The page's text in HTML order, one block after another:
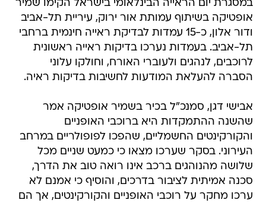
במסגרת יום הראייה הבינלאומי בישראל הקימו שמיר
אופטיקה בשיתוף עמותת אור ירוק, עיריית תל-אביב
ודור אלון, כ-15 עמדות לבדיקת ראייה חינמית ברחבי
תל-אביב. בעמדות נערכו בדיקות ראייה ראשונית
לרוכבים, לנהגים ולעוברי האורח, וחולקו עלוני
הסברה להעלאת המודעות לחשיבות בדיקות ראיה.
אבישי דגן, סמנכ"ל בכיר בשמיר אופטיקה אמר
שהשנה ההתמקדות היא ברוכבי האופניים
והקורקינטים החשמליים, שהפכו לפופולריים במרחב
העירוני. בסקר שערכו מצאו כי כמעט שניים מכל
שלושה מהנוהגים ברכב אינו רואה טוב את הדרך,
סכנה אמיתית לציבור בדרכים, והוסיף כי אמנם לא
ערכו מחקר על רוכבי האופניים והקורקינטים, אך הם